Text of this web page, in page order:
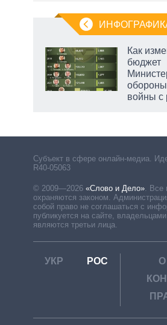
Как
бюджет
обороны
войны с
Субъект в сфере онлайн-медиа.
R40-05063
© 2009—2026 «Слово и Дело». Все
охраняются законом.
собой право не соглашаться с
публикуется на сайте, владельцами
являются третьи лица.
УКР РОС